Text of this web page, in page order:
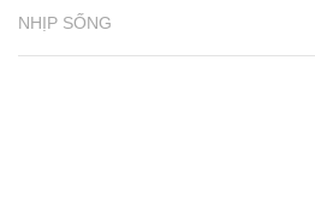
NHỊP SỐNG